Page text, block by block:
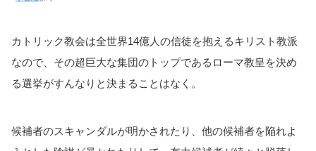
カトリック教会は全世界14億人の信徒を抱えるキリスト教派
なので、その超巨大な集団のトップであるローマ教皇を決め
る選挙がすんなりと決まることはなく。
候補者のスキャンダルが明かされたり、他の候補者を陥れよ